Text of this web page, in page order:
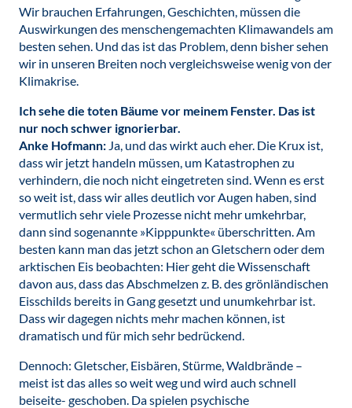
Wir brauchen Erfahrungen, Geschichten, müssen die
Auswirkungen des menschengemachten Klimawandels am
besten sehen. Und das ist das Problem, denn bisher sehen
wir in unseren Breiten noch vergleichsweise wenig von der
Klimakrise.
Ich sehe die toten Bäume vor meinem Fenster. Das ist
nur noch schwer ignorierbar.
Anke Hofmann: Ja, und das wirkt auch eher. Die Krux ist,
dass wir jetzt handeln müssen, um Katastrophen zu
verhindern, die noch nicht eingetreten sind. Wenn es erst
so weit ist, dass wir alles deutlich vor Augen haben, sind
vermutlich sehr viele Prozesse nicht mehr umkehrbar,
dann sind sogenannte »Kipppunkte« überschritten. Am
besten kann man das jetzt schon an Gletschern oder dem
arktischen Eis beobachten: Hier geht die Wissenschaft
davon aus, dass das Abschmelzen z. B. des grönländischen
Eisschilds bereits in Gang gesetzt und unumkehrbar ist.
Dass wir dagegen nichts mehr machen können, ist
dramatisch und für mich sehr bedrückend.
Dennoch: Gletscher, Eisbären, Stürme, Waldbrände –
meist ist das alles so weit weg und wird auch schnell
beiseite- geschoben. Da spielen psychische